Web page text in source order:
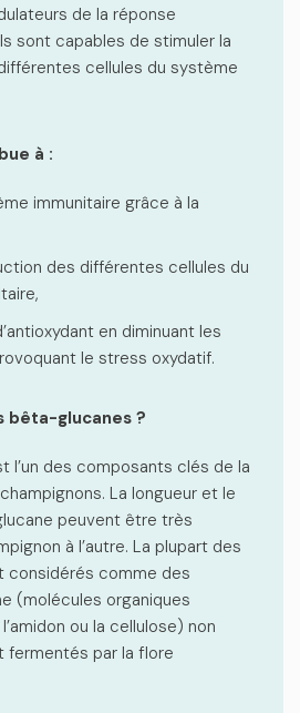
de la réponse
sont capables de stimuler la
cellules du système
à :
immunitaire grâce à la
des différentes cellules du
en diminuant les
le stress oxydatif.
bêta-glucanes ?
l’un des composants clés de la
La longueur et le
peuvent être très
à l’autre. La plupart des
considérés comme des
(molécules organiques
ou la cellulose) non
fermentés par la flore